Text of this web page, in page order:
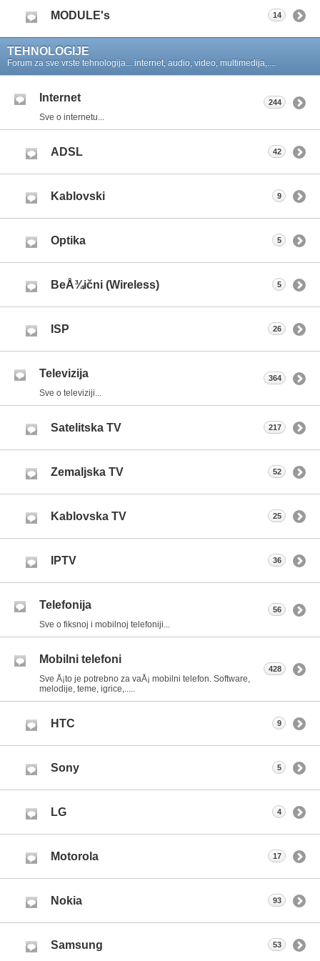
MODULE's 14
TEHNOLOGIJE
Forum za sve vrste tehnologija... internet, audio, video, multimedija,....
Internet
Sve o internetu...
244
ADSL 42
Kablovski 9
Optika 5
BeÅ¾ični (Wireless) 5
ISP 26
Televizija
Sve o televiziji...
364
Satelitska TV 217
Zemaljska TV 52
Kablovska TV 25
IPTV 36
Telefonija
Sve o fiksnoj i mobilnoj telefoniji...
56
Mobilni telefoni
Sve Å¡to je potrebno za vaÅ¡ mobilni telefon. Software,
melodije, teme, igrice,.....
428
HTC 9
Sony 5
LG 4
Motorola 17
Nokia 93
Samsung 53